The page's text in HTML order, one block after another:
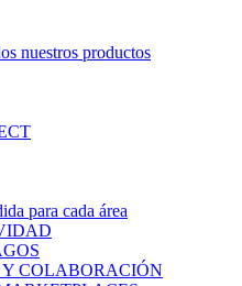
nuestros productos
para cada área
COLABORACIÓN